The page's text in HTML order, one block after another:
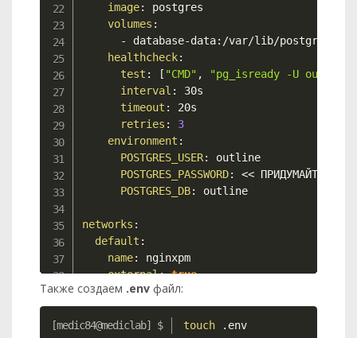
image:
postgres
volumes :
-
database-data: /var/lib/postgresql/
healthcheck:
test : [ "CMD" , "pg_isready -U outline"
interval :
30s
timeout :
20s
retries :
3
environment :
POSTGRES_USER:
outline
POSTGRES_PASSWORD:
<< ПРИДУМАЙТЕ
POSTGRES_DB: outline
networks :
default :
name:
nginxpm
external: true
volumes:
  database
- data :
Также создаем .env файл:
touch .env